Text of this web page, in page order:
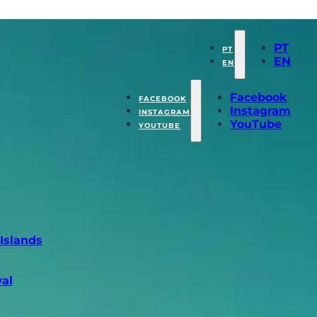
PT
EN
PT
EN
FACEBOOK
INSTAGRAM
YOUTUBE
Facebook
Instagram
YouTube